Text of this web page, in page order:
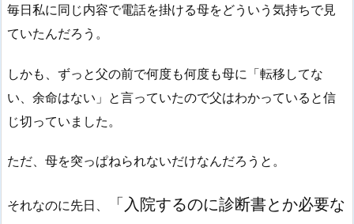
毎日私に同じ内容で電話を掛ける母をどういう気持ちで見
ていたんだろう。
しかも、ずっと父の前で何度も何度も母に「転移してな
い、余命はない」と言っていたので父はわかっていると信
じ切っていました。
ただ、母を突っぱねられないだけなんだろうと。
それなのに先日、
「入院するのに診断書とか必要な